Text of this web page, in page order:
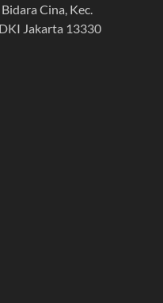
Cina, Kec.
Jakarta 13330